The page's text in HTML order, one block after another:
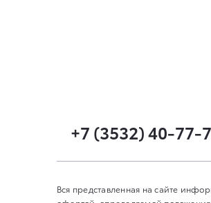
+7 (3532) 40-77-
Вся представленная на сайте